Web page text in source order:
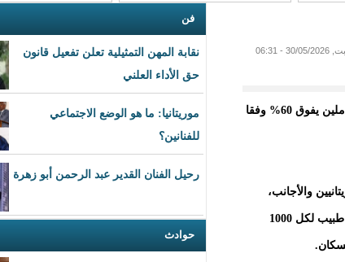
فن
نقابة المهن التمثيلية تعلن تفعيل قانون
حق الأداء العلني
موريتانيا: ما هو الوضع الاجتماعي
للفنانين؟
رحيل الفنان القدير عبد الرحمن أبو زهرة
حوادث
- 06:31
كشفت إحصائية مصدرها السلك الوطني للأطباء الموريتانيين أن موريتانيا تواجه عجزا في أعداد الأطباء العاملين يفوق 60% وفقا
والأجانب،
والمخولين للعمل في البلاد 1774 طبيبا، في حين أن معايير منظمة الصحة العالمية تقول إن الحد الأدنى هو طبيب لكل 1000